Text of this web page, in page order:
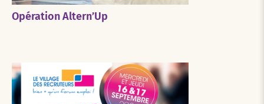
Opération Altern’Up